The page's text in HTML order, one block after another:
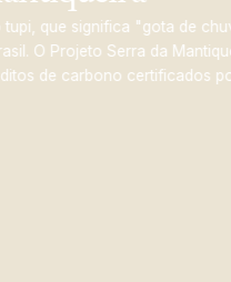
"gota de chuva",
da Mantiqueira é uma
certificados por terceiros